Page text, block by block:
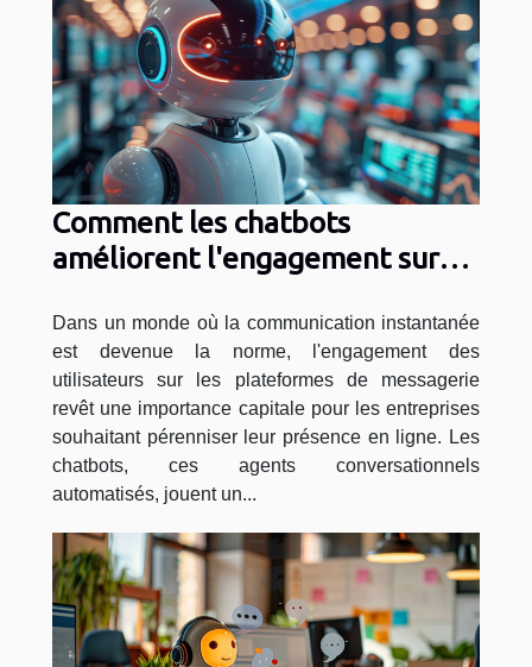
Comment les chatbots
améliorent l'engagement sur
Dans un monde où la communication instantanée
est devenue la norme, l'engagement des
utilisateurs sur les plateformes de messagerie
revêt une importance capitale pour les entreprises
souhaitant pérenniser leur présence en ligne. Les
chatbots, ces agents conversationnels
automatisés, jouent un...